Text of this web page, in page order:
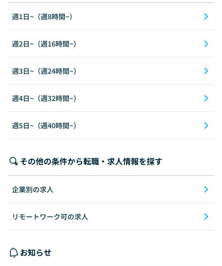
週1日~（週8時間~）
週2日~（週16時間~）
週3日~（週24時間~）
週4日~（週32時間~）
週5日~（週40時間~）
その他の条件から転職・求人情報を探す
企業別の求人
リモートワーク可の求人
お知らせ